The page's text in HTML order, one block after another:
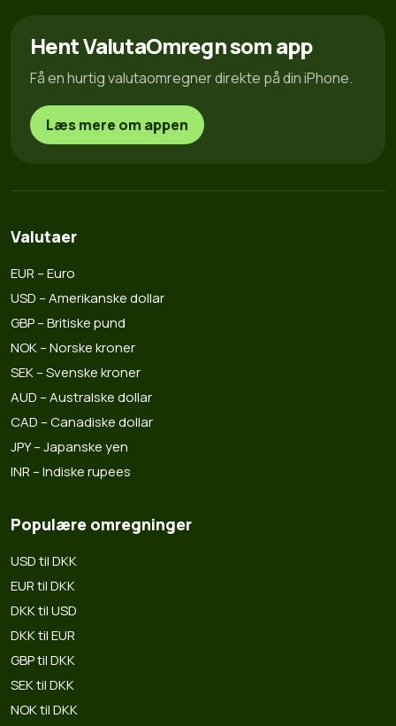
Hent ValutaOmregn som app
Få en hurtig valutaomregner direkte på din iPhone.
Læs mere om appen
Valutaer
EUR – Euro
USD – Amerikanske dollar
GBP – Britiske pund
NOK – Norske kroner
SEK – Svenske kroner
AUD – Australske dollar
CAD – Canadiske dollar
JPY – Japanske yen
INR – Indiske rupees
Populære omregninger
USD til DKK
EUR til DKK
DKK til USD
DKK til EUR
GBP til DKK
SEK til DKK
NOK til DKK